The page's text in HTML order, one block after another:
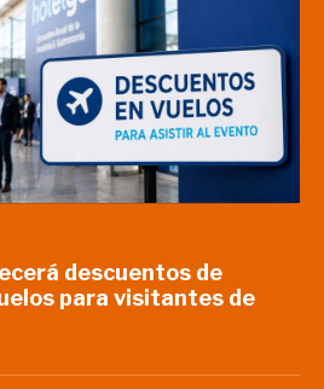
descuentos de
para visitantes de